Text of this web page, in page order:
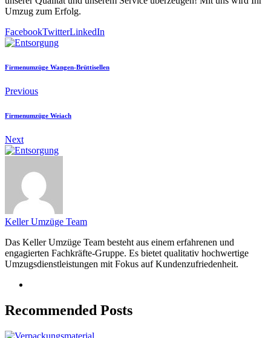
Umzug zum Erfolg.
FacebookTwitterLinkedIn
Firmenumzüge Wangen-Brüttisellen
Previous
Firmenumzüge Weiach
Next
Keller Umzüge Team
Das Keller Umzüge Team besteht aus einem erfahrenen und
engagierten Fachkräfte-Gruppe. Es bietet qualitativ hochwertige
Umzugsdienstleistungen mit Fokus auf Kundenzufriedenheit.
Recommended Posts